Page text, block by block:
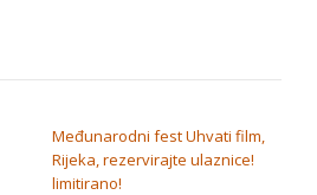
Međunarodni fest Uhvati film,
Rijeka, rezervirajte ulaznice!
limitirano!